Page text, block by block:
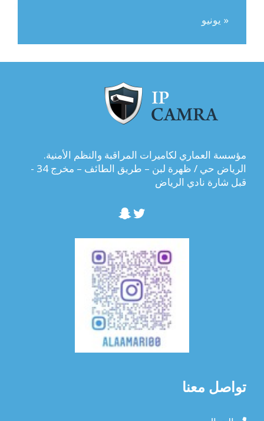
« يونيو
مؤسسة العماري لكاميرات المراقبة والنظم الأمنية.
الرياض حي / ظهرة لبن – طريق الطائف – مخرج 34 -
قبل شارة نادي الرياض
تويتر
سناب شات
تواصل معنا